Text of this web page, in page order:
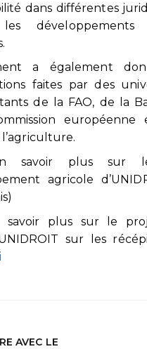
dans différentes
développements
a également
faites par des
de la FAO, de la
européenne
savoir plus sur
agricole
savoir plus sur le
sur les
AVEC LE